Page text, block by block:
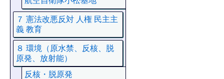
７ 憲法改悪反対 人権 民主主
義 教育
８ 環境（原水禁、反核、脱
原発、放射能）
反核・脱原発